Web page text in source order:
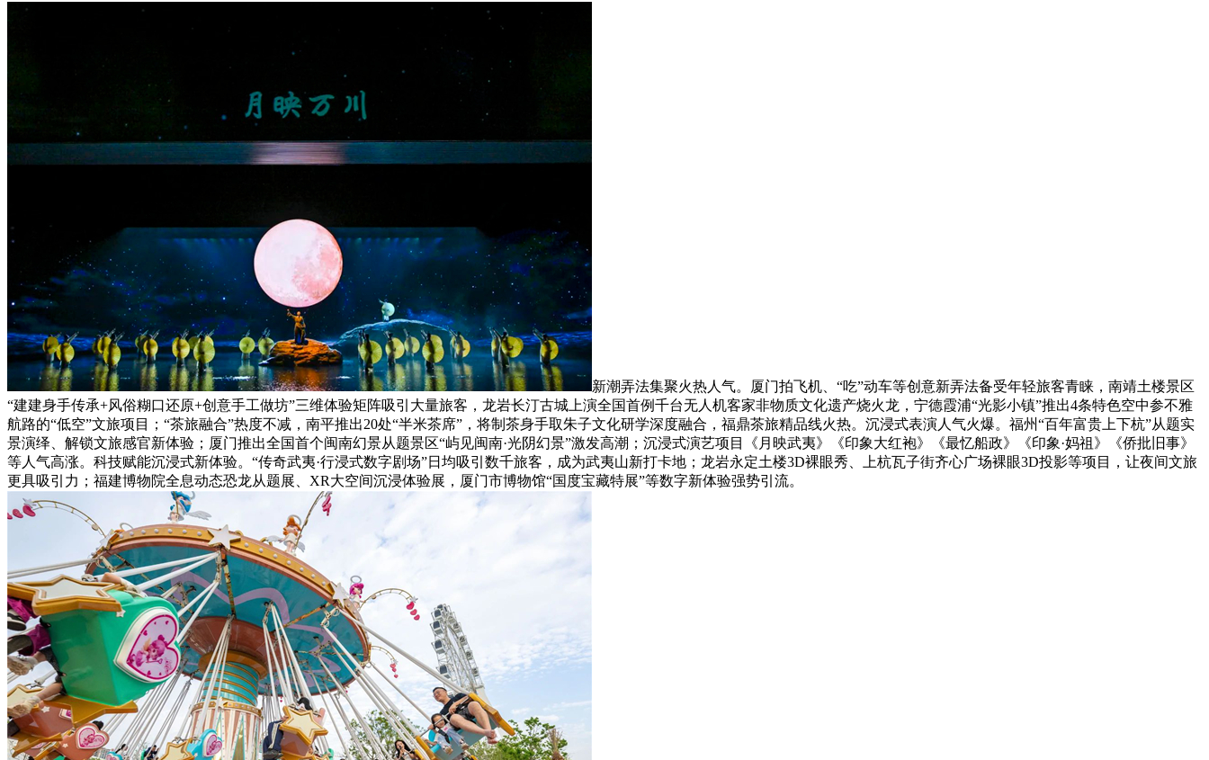
新潮弄法集聚火热人气。厦门拍飞机、“吃”动车等创意新弄法备受年轻旅客青睐，南靖土楼景区
“建建身手传承+风俗糊口还原+创意手工做坊”三维体验矩阵吸引大量旅客，龙岩长汀古城上演全国首例千台无人机客家非物质文化遗产烧火龙，宁德霞浦“光影小镇”推出4条特色空中参不雅
航路的“低空”文旅项目；“茶旅融合”热度不减，南平推出20处“半米茶席”，将制茶身手取朱子文化研学深度融合，福鼎茶旅精品线火热。沉浸式表演人气火爆。福州“百年富贵上下杭”从题实
景演绎、解锁文旅感官新体验；厦门推出全国首个闽南幻景从题景区“屿见闽南·光阴幻景”激发高潮；沉浸式演艺项目《月映武夷》《印象大红袍》《最忆船政》《印象·妈祖》《侨批旧事》
等人气高涨。科技赋能沉浸式新体验。“传奇武夷·行浸式数字剧场”日均吸引数千旅客，成为武夷山新打卡地；龙岩永定土楼3D裸眼秀、上杭瓦子街齐心广场裸眼3D投影等项目，让夜间文旅
更具吸引力；福建博物院全息动态恐龙从题展、XR大空间沉浸体验展，厦门市博物馆“国度宝藏特展”等数字新体验强势引流。